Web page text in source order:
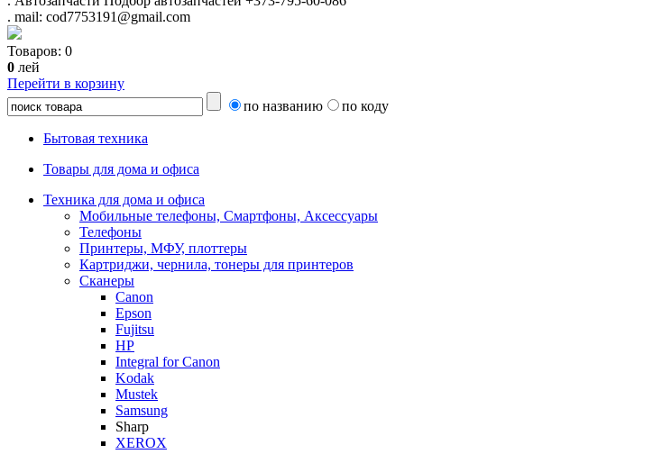
. mail: cod7753191@gmail.com
Товаров: 0
0 лей
Перейти в корзину
по названию
по коду
Бытовая техника
Товары для дома и офиса
Техника для дома и офиса
Мобильные телефоны, Смартфоны, Аксессуары
Телефоны
Принтеры, МФУ, плоттеры
Картриджи, чернила, тонеры для принтеров
Сканеры
Canon
Epson
Fujitsu
HP
Integral for Canon
Kodak
Mustek
Samsung
Sharp
XEROX